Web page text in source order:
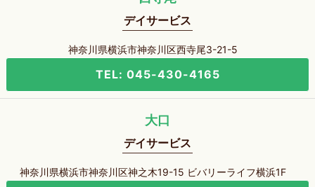
デイサービス
神奈川県横浜市神奈川区西寺尾3-21-5
TEL: 045-430-4165
大口
デイサービス
神奈川県横浜市神奈川区神之木19-15 ビバリーライフ横浜1F